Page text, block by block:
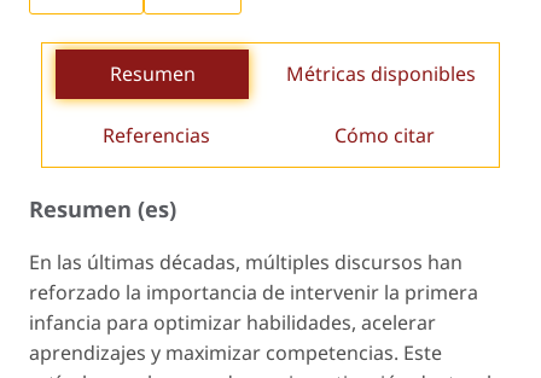
Resumen Métricas disponibles
Referencias Cómo citar
Resumen (es)
En las últimas décadas, múltiples discursos han
reforzado la importancia de intervenir la primera
infancia para optimizar habilidades, acelerar
aprendizajes y maximizar competencias. Este